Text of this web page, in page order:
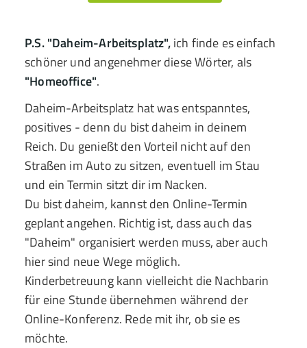
P.S. "Daheim-Arbeitsplatz",ich finde es einfach
schöner und angenehmer diese Wörter, als
"Homeoffice".
Daheim-Arbeitsplatz hat was entspanntes,
positives - denn du bist daheim in deinem
Reich. Du genießt den Vorteil nicht auf den
Straßen im Auto zu sitzen, eventuell im Stau
und ein Termin sitzt dir im Nacken.
Du bist daheim, kannst den Online-Termin
geplant angehen. Richtig ist, dass auch das
"Daheim" organisiert werden muss, aber auch
hier sind neue Wege möglich.
Kinderbetreuung kann vielleicht die Nachbarin
für eine Stunde übernehmen während der
Online-Konferenz. Rede mit ihr, ob sie es
möchte.